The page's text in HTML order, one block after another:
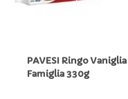
PAVESI Ringo Vaniglia
Famiglia 330g